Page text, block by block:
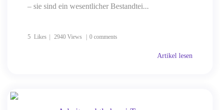
– sie sind ein wesentlicher Bestandtei...
5 Likes 2940 Views 0 comments
Artikel lesen